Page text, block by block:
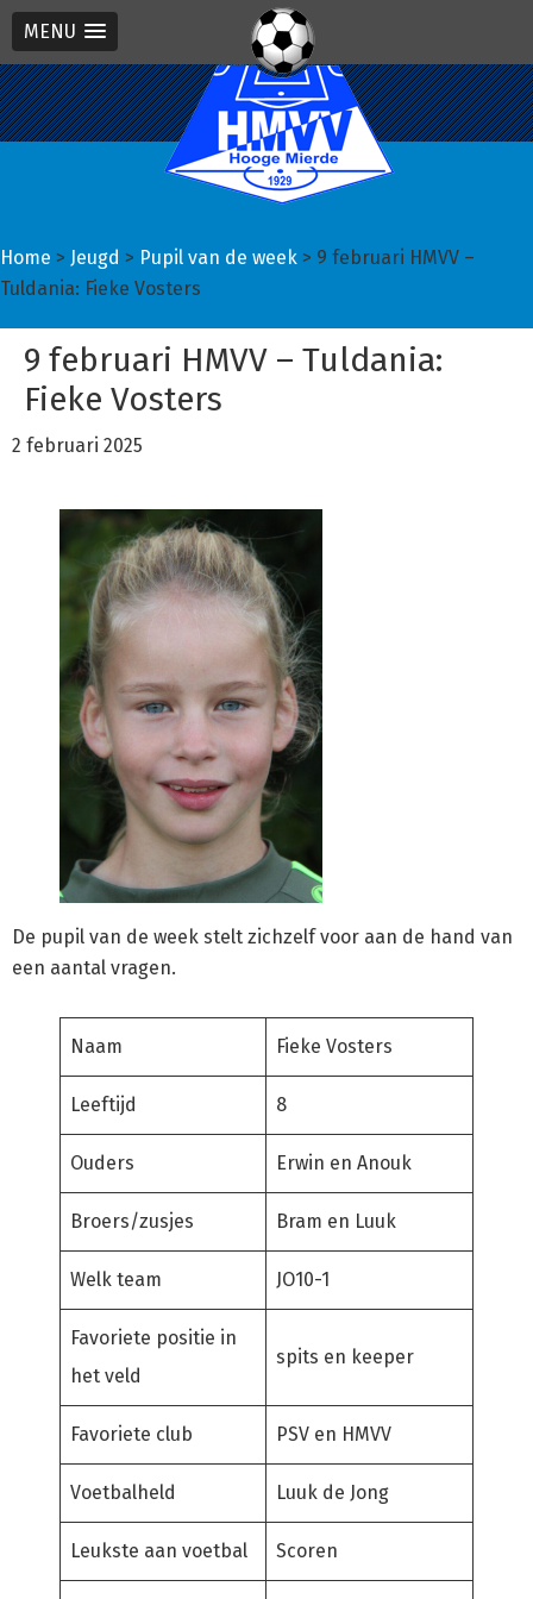
MENU
Spring
naar
de
Door
naar
de
Spring
naar
de
Home > Jeugd > Pupil van de week > 9 februari HMVV –
Tuldania: Fieke Vosters
9 februari HMVV – Tuldania:
Fieke Vosters
2 februari 2025
De pupil van de week stelt zichzelf voor aan de hand van
een aantal vragen.
Naam Fieke Vosters
Leeftijd 8
Ouders Erwin en Anouk
Broers/zusjes Bram en Luuk
Welk team JO10-1
Favoriete positie in
het veld
spits en keeper
Favoriete club PSV en HMVV
Voetbalheld Luuk de Jong
Leukste aan voetbal Scoren